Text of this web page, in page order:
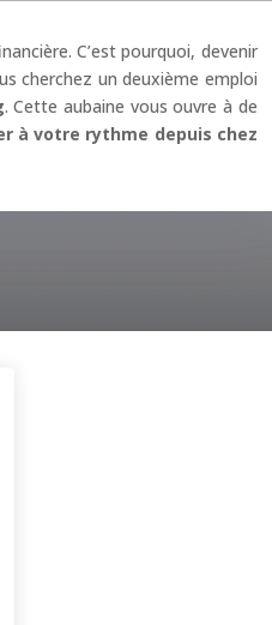
C’est pourquoi, devenir
cherchez un deuxième emploi
. Cette aubaine vous ouvre à de
à votre rythme depuis chez